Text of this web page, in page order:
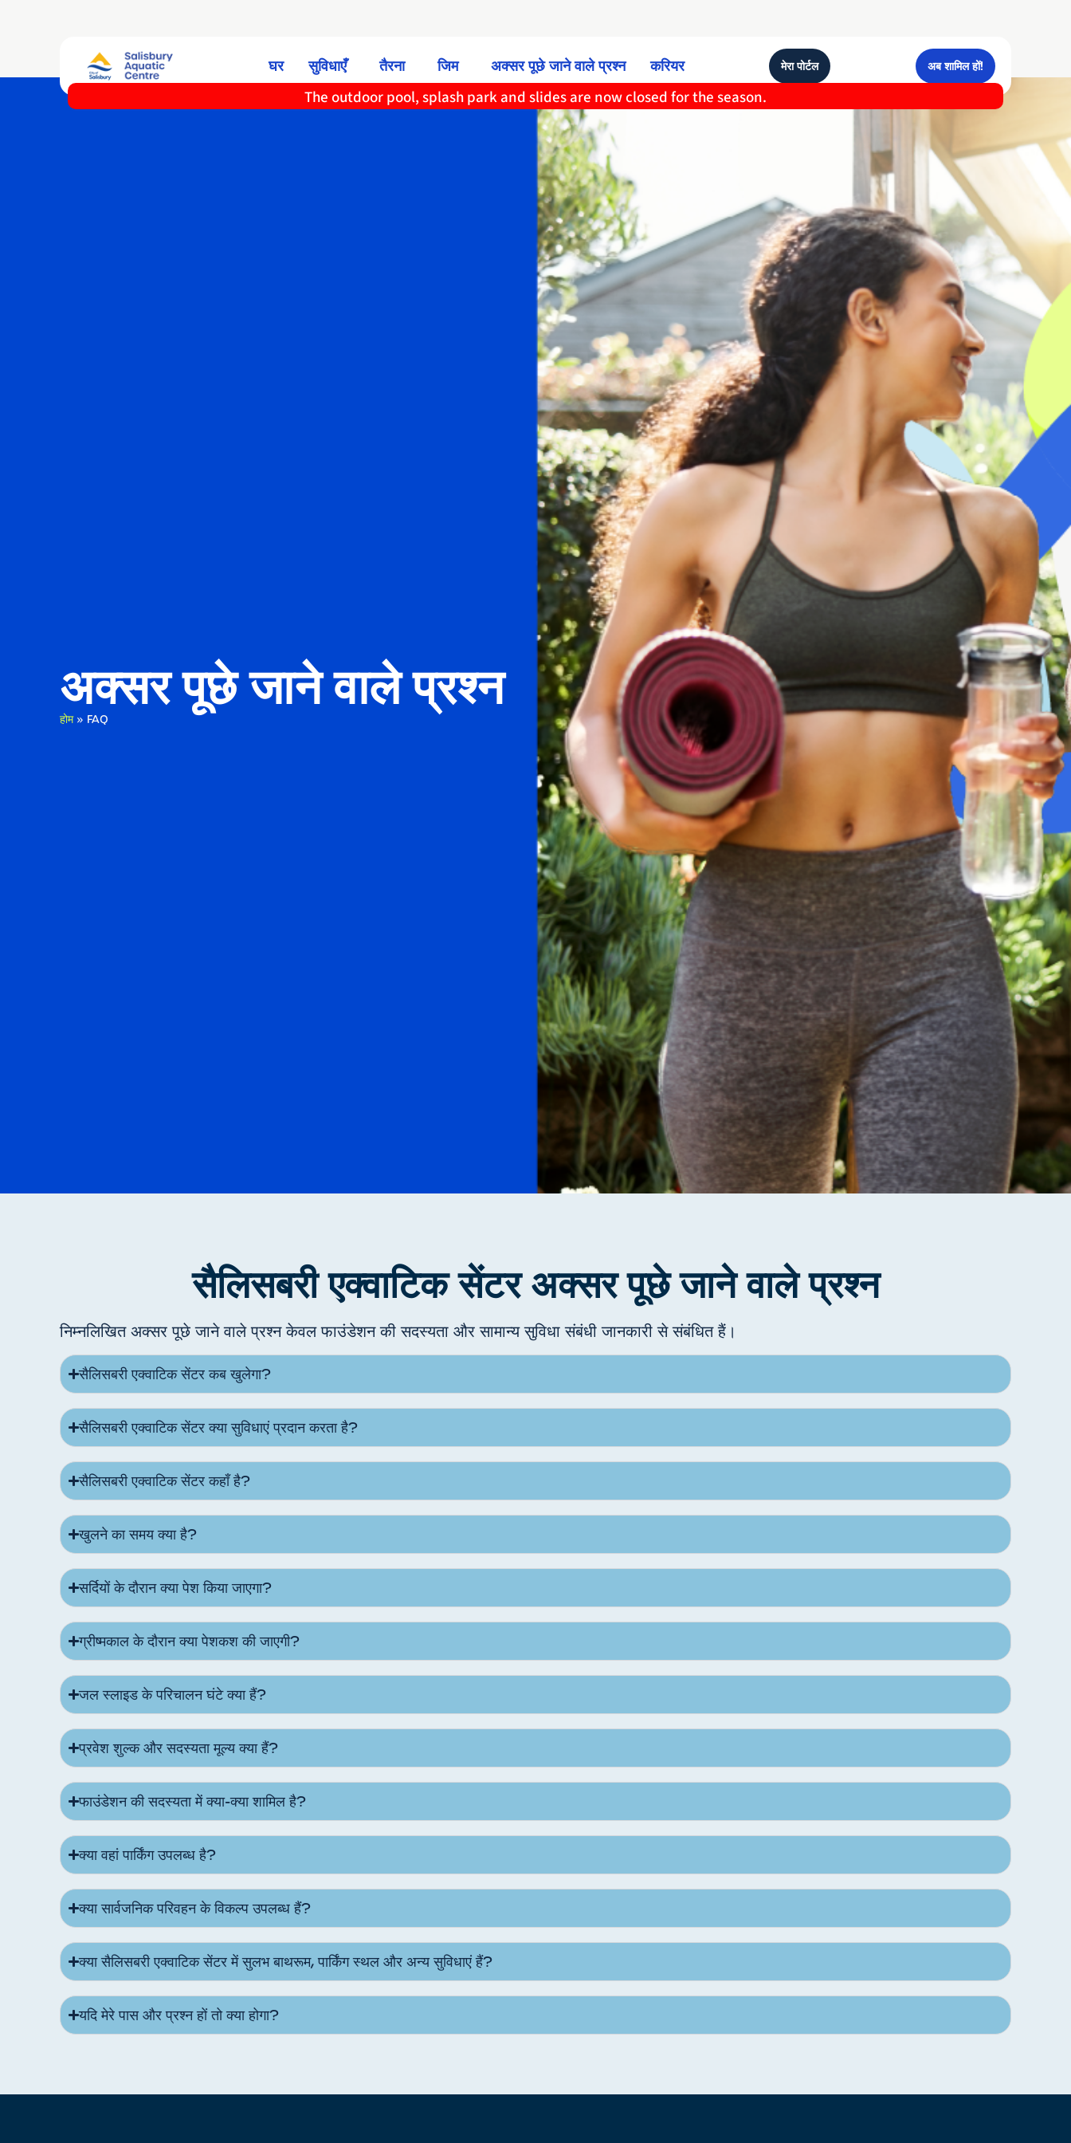
घर सुविधाएँ तैरना जिम अक्सर पूछे जाने वाले प्रश्न करियर मेरा पोर्टल अब शामिल हों!
The outdoor pool, splash park and slides are now closed for the season.
अक्सर पूछे जाने वाले प्रश्न
होम» FAQ
सैलिसबरी एक्वाटिक सेंटर अक्सर पूछे जाने वाले प्रश्न
निम्नलिखित अक्सर पूछे जाने वाले प्रश्न केवल फाउंडेशन की सदस्यता और सामान्य सुविधा संबंधी जानकारी से संबंधित हैं।
सैलिसबरी एक्वाटिक सेंटर कब खुलेगा?
सैलिसबरी एक्वाटिक सेंटर क्या सुविधाएं प्रदान करता है?
सैलिसबरी एक्वाटिक सेंटर कहाँ है?
खुलने का समय क्या है?
सर्दियों के दौरान क्या पेश किया जाएगा?
ग्रीष्मकाल के दौरान क्या पेशकश की जाएगी?
जल स्लाइड के परिचालन घंटे क्या हैं?
प्रवेश शुल्क और सदस्यता मूल्य क्या हैं?
फाउंडेशन की सदस्यता में क्या-क्या शामिल है?
क्या वहां पार्किंग उपलब्ध है?
क्या सार्वजनिक परिवहन के विकल्प उपलब्ध हैं?
क्या सैलिसबरी एक्वाटिक सेंटर में सुलभ बाथरूम, पार्किंग स्थल और अन्य सुविधाएं हैं?
यदि मेरे पास और प्रश्न हों तो क्या होगा?